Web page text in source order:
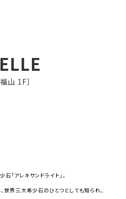
山 1F］
「アレキサンドライト」。
界三大希少石のひとつとしても知られ、